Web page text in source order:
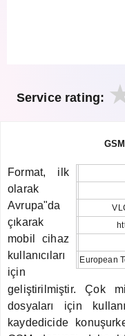
Service rating:
European
Format, ilk
olarak
Avrupa"da
çıkarak
mobil cihaz
kullanıcıları
için
geliştirilmiştir. Çok
dosyaları için
kaydedicide